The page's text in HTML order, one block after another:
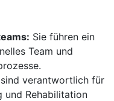
Sie führen ein
Team und
sind verantwortlich für
und Rehabilitation